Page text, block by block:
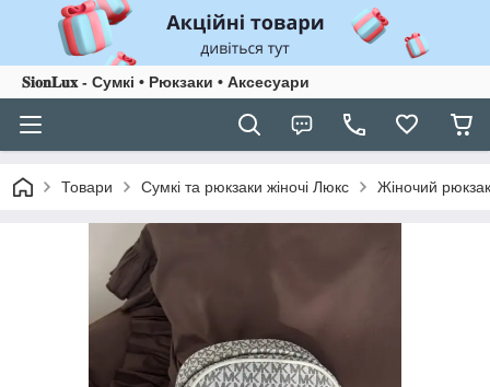
𝐒𝐢𝐨𝐧𝐋𝐮𝐱 - Сумкі • Рюкзаки • Аксесуари
Товари Сумкі та рюкзаки жіночі Люкс Жіночий